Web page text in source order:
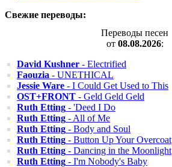
Свежие переводы:
Переводы песен
от 08.08.2026:
David Kushner - Electrified
Faouzia - UNETHICAL
Jessie Ware - I Could Get Used to This
OST+FRONT - Geld Geld Geld
Ruth Etting - 'Deed I Do
Ruth Etting - All of Me
Ruth Etting - Body and Soul
Ruth Etting - Button Up Your Overcoat
Ruth Etting - Dancing in the Moonlight
Ruth Etting - I'm Nobody's Baby